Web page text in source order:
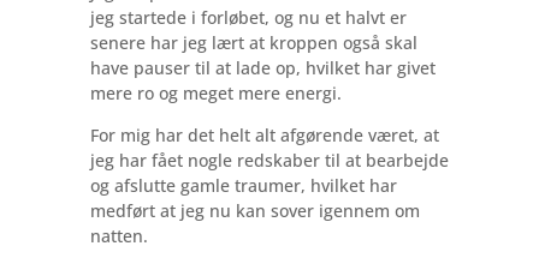
jeg startede i forløbet, og nu et halvt er
senere har jeg lært at kroppen også skal
have pauser til at lade op, hvilket har givet
mere ro og meget mere energi.
For mig har det helt alt afgørende været, at
jeg har fået nogle redskaber til at bearbejde
og afslutte gamle traumer, hvilket har
medført at jeg nu kan sover igennem om
natten.